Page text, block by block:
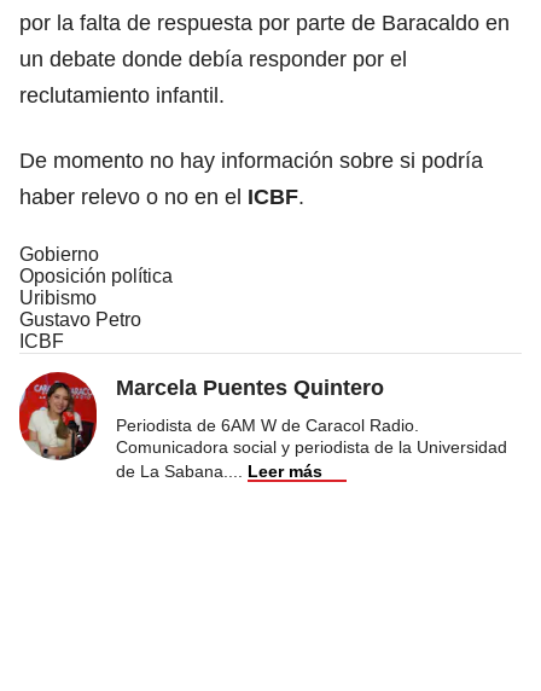
por la falta de respuesta por parte de Baracaldo en
un debate donde debía responder por el
reclutamiento infantil.
De momento no hay información sobre si podría
haber relevo o no en el ICBF.
Gobierno
Oposición política
Uribismo
Gustavo Petro
ICBF
Marcela Puentes Quintero
Periodista de 6AM W de Caracol Radio.
Comunicadora social y periodista de la Universidad
de La Sabana.
Leer más